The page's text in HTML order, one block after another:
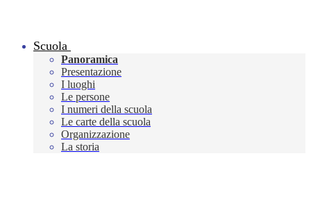
Scuola
Panoramica
Presentazione
I luoghi
Le persone
I numeri della scuola
Le carte della scuola
Organizzazione
La storia